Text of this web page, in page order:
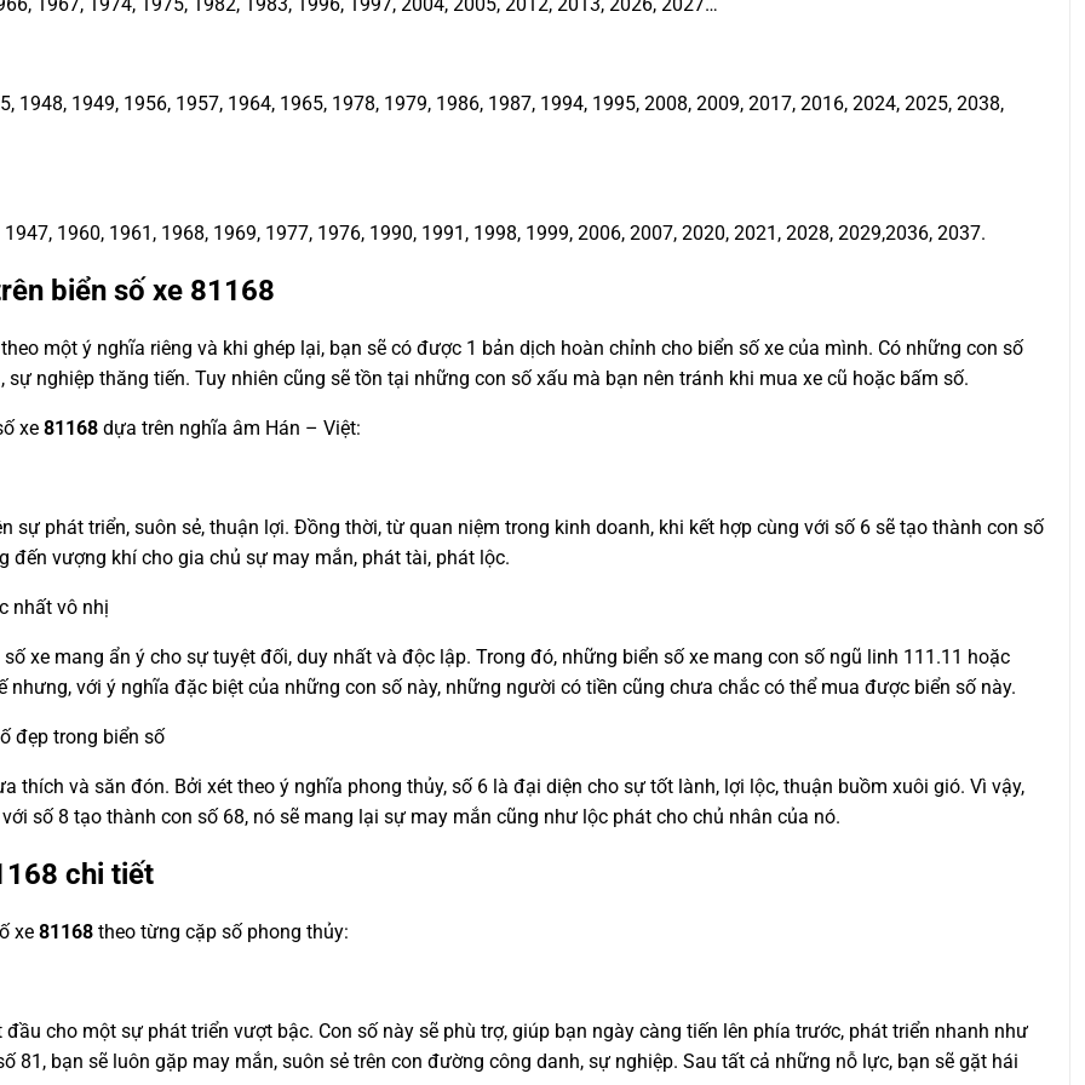
1967, 1974, 1975, 1982, 1983, 1996, 1997, 2004, 2005, 2012, 2013, 2026, 2027…
1949, 1956, 1957, 1964, 1965, 1978, 1979, 1986, 1987, 1994, 1995, 2008, 2009, 2017, 2016, 2024, 2025, 2038,
1960, 1961, 1968, 1969, 1977, 1976, 1990, 1991, 1998, 1999, 2006, 2007, 2020, 2021, 2028, 2029,2036, 2037.
biển số xe 81168
một ý nghĩa riêng và khi ghép lại, bạn sẽ có được 1 bản dịch hoàn chỉnh cho biển số xe của mình. Có những con số
nghiệp thăng tiến. Tuy nhiên cũng sẽ tồn tại những con số xấu mà bạn nên tránh khi mua xe cũ hoặc bấm số.
xe 81168 dựa trên nghĩa âm Hán – Việt:
sự phát triển, suôn sẻ, thuận lợi. Đồng thời, từ quan niệm trong kinh doanh, khi kết hợp cùng với số 6 sẽ tạo thành con số
đến vượng khí cho gia chủ sự may mắn, phát tài, phát lộc.
nhất vô nhị
xe mang ẩn ý cho sự tuyệt đối, duy nhất và độc lập. Trong đó, những biển số xe mang con số ngũ linh 111.11 hoặc
với ý nghĩa đặc biệt của những con số này, những người có tiền cũng chưa chắc có thể mua được biển số này.
đẹp trong biển số
thích và săn đón. Bởi xét theo ý nghĩa phong thủy, số 6 là đại diện cho sự tốt lành, lợi lộc, thuận buồm xuôi gió. Vì vậy,
số 8 tạo thành con số 68, nó sẽ mang lại sự may mắn cũng như lộc phát cho chủ nhân của nó.
chi tiết
xe 81168 theo từng cặp số phong thủy:
cho một sự phát triển vượt bậc. Con số này sẽ phù trợ, giúp bạn ngày càng tiến lên phía trước, phát triển nhanh như
81, bạn sẽ luôn gặp may mắn, suôn sẻ trên con đường công danh, sự nghiệp. Sau tất cả những nỗ lực, bạn sẽ gặt hái